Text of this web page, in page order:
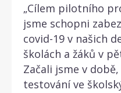
„Cílem pilotního
jsme schopni
covid-19 v našich
školách a žáků v
Začali jsme v
testování ve